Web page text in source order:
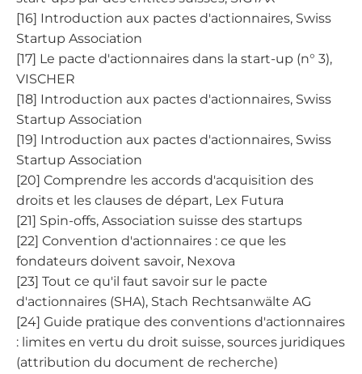
[16] Introduction aux pactes d'actionnaires, Swiss
Startup Association
[17] Le pacte d'actionnaires dans la start-up (n° 3),
VISCHER
[18] Introduction aux pactes d'actionnaires, Swiss
Startup Association
[19] Introduction aux pactes d'actionnaires, Swiss
Startup Association
[20] Comprendre les accords d'acquisition des
droits et les clauses de départ, Lex Futura
[21] Spin-offs, Association suisse des startups
[22] Convention d'actionnaires : ce que les
fondateurs doivent savoir, Nexova
[23] Tout ce qu'il faut savoir sur le pacte
d'actionnaires (SHA), Stach Rechtsanwälte AG
[24] Guide pratique des conventions d'actionnaires
: limites en vertu du droit suisse, sources juridiques
(attribution du document de recherche)